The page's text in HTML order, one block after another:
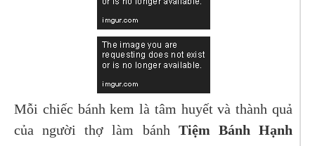
Mỗi chiếc bánh kem là tâm huyết và thành quả
của người thợ làm bánh Tiệm Bánh Hạnh